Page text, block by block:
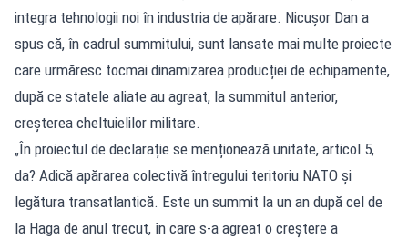
integra tehnologii noi în industria de apărare. Nicușor Dan a
spus că, în cadrul summitului, sunt lansate mai multe proiecte
care urmăresc tocmai dinamizarea producției de echipamente,
după ce statele aliate au agreat, la summitul anterior,
creșterea cheltuielilor militare.
„În proiectul de declarație se menționează unitate, articol 5,
da? Adică apărarea colectivă întregului teritoriu NATO și
legătura transatlantică. Este un summit la un an după cel de
la Haga de anul trecut, în care s-a agreat o creștere a